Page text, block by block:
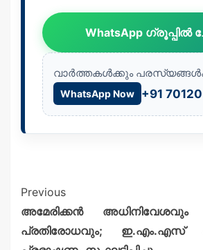
WhatsApp ഗ്രൂപ്പിൽ
വാർത്തകൾക്കും
WhatsApp Now +91
Previous
അമേരിക്കൻ അധിനിവേശവും
പ്രതിരോധവും; ഇ.എം.എസ്